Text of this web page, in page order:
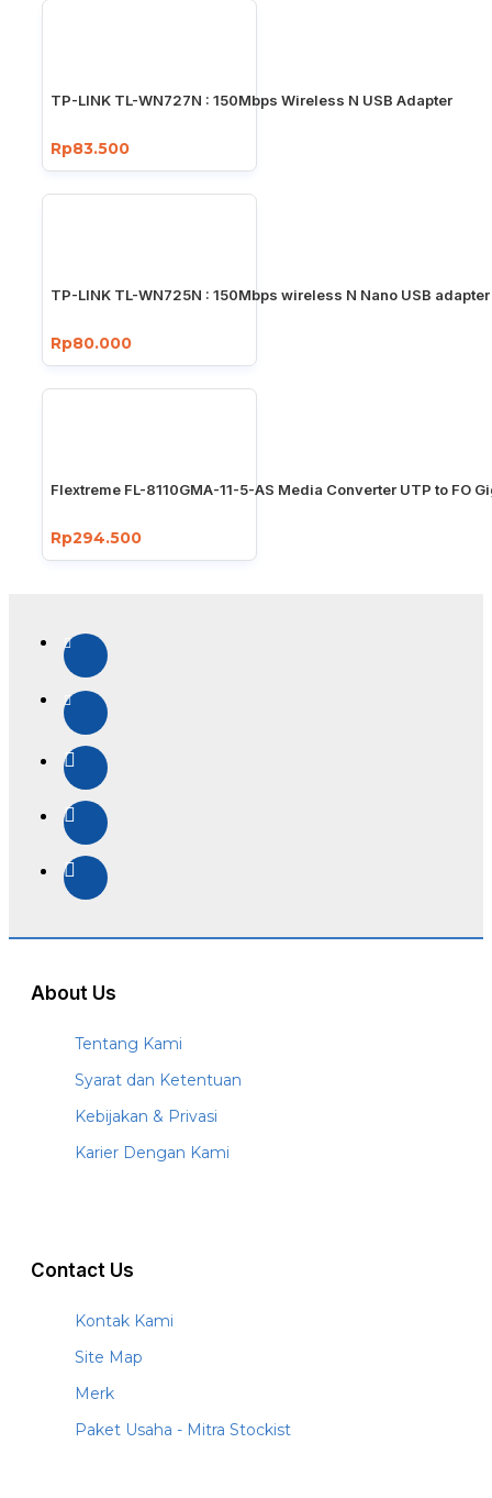
TP-LINK TL-WN727N : 150Mbps Wireless N USB Adapter
Rp83.500
TP-LINK TL-WN725N : 150Mbps wireless N Nano USB adapter
Rp80.000
Flextreme FL-8110GMA-11-5-AS Media Converter UTP to FO
Rp294.500
About Us
Tentang Kami
Syarat dan Ketentuan
Kebijakan & Privasi
Karier Dengan Kami
Contact Us
Kontak Kami
Site Map
Merk
Paket Usaha - Mitra Stockist